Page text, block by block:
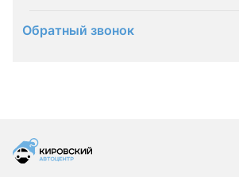
Обратный звонок